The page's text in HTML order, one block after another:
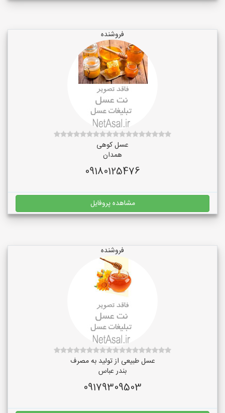
فروشنده
عسل کوهی
همدان
09180125476
مشاهده پروفایل
فروشنده
عسل طبیعی از تولید به مصرف
بندر عباس
09179309503